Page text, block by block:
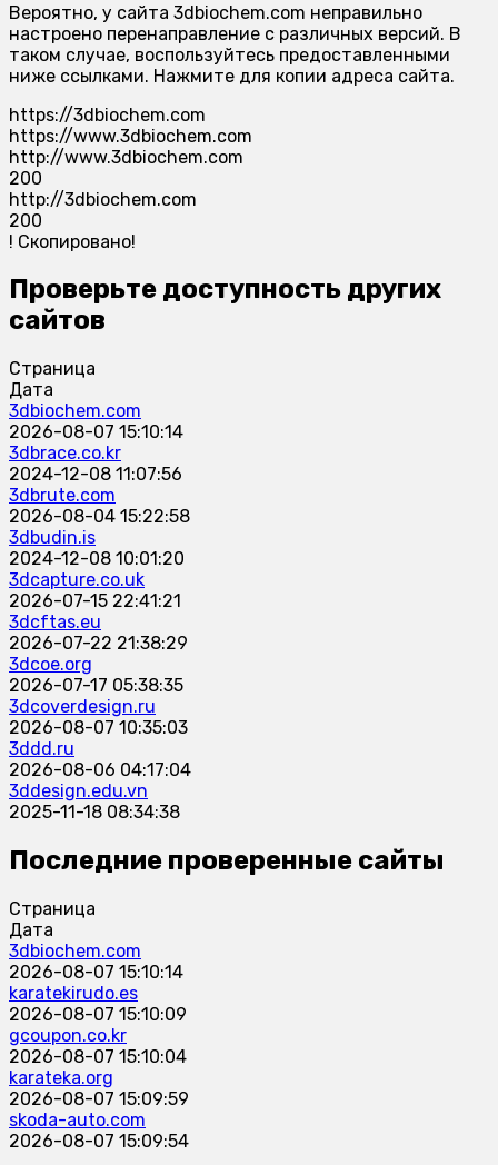
Вероятно, у сайта 3dbiochem.com неправильно
настроено перенаправление с различных версий. В
таком случае, воспользуйтесь предоставленными
ниже ссылками. Нажмите для копии адреса сайта.
https://3dbiochem.com
https://www.3dbiochem.com
http://www.3dbiochem.com
200
http://3dbiochem.com
200
! Скопировано!
Проверьте доступность других
сайтов
Страница
Дата
3dbiochem.com
2026-08-07 15:10:14
3dbrace.co.kr
2024-12-08 11:07:56
3dbrute.com
2026-08-04 15:22:58
3dbudin.is
2024-12-08 10:01:20
3dcapture.co.uk
2026-07-15 22:41:21
3dcftas.eu
2026-07-22 21:38:29
3dcoe.org
2026-07-17 05:38:35
3dcoverdesign.ru
2026-08-07 10:35:03
3ddd.ru
2026-08-06 04:17:04
3ddesign.edu.vn
2025-11-18 08:34:38
Последние проверенные сайты
Страница
Дата
3dbiochem.com
2026-08-07 15:10:14
karatekirudo.es
2026-08-07 15:10:09
gcoupon.co.kr
2026-08-07 15:10:04
karateka.org
2026-08-07 15:09:59
skoda-auto.com
2026-08-07 15:09:54